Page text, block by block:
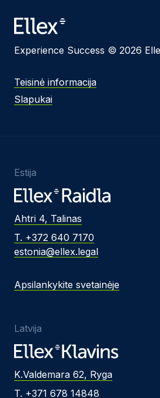
Experience Success © 2026
Teisinė informacija
Slapukai
Estija
Ahtri 4, Talinas
T. +372 640 7170
estonia@ellex.legal
Apsilankykite svetainėje
Latvija
K.Valdemara 62, Ryga
T. +371 678 14848